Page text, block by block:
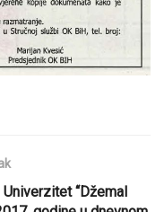
“Džemal